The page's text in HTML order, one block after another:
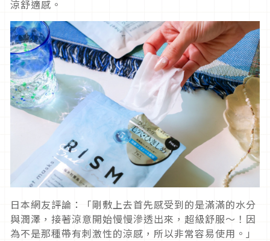
涼舒適感。
日本網友評論：「剛敷上去首先感受到的是滿滿的水分
與潤澤，接著涼意開始慢慢滲透出來，超級舒服～！因
為不是那種帶有刺激性的涼感，所以非常容易使用。」